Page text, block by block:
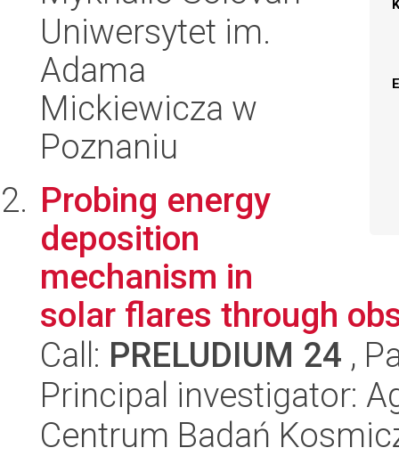
Uniwersytet im.
Adama
Mickiewicza w
Poznaniu
Probing energy
deposition
mechanism in
solar flares through
Call: PRELUDIUM 24 ,
Principal investigator:
Centrum Badań